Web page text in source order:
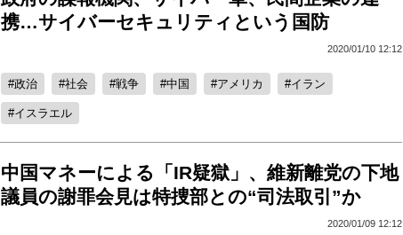
携…サイバーセキュリティという国防
2020/01/10 12:12
政治 社会 戦争 中国 アメリカ イラン
イスラエル
中国マネーによる「IR疑獄」、維新離党の下地
議員の謝罪会見は特捜部との“司法取引”か
2020/01/09 12:12